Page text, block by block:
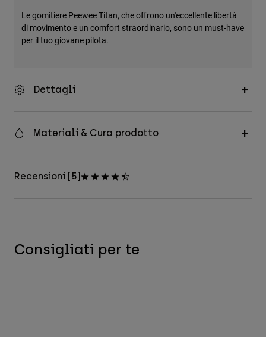
Tutti gli accessori
Vedi tutto
Le gomitiere Peewee Titan, che offrono un'eccellente libertà
di movimento e un comfort straordinario, sono un must-have
per il tuo giovane pilota.
Dettagli
Materiali & Cura prodotto
Recensioni [5]
Consigliati per te